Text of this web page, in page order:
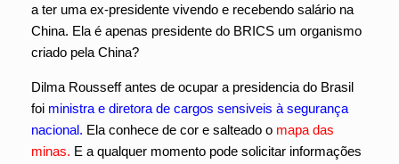
a ter uma ex-presidente vivendo e recebendo salário na
China. Ela é apenas presidente do BRICS um organismo
criado pela China?
Dilma Rousseff antes de ocupar a presidencia do Brasil
foi ministra e diretora de cargos sensiveis à segurança
nacional. Ela conhece de cor e salteado o mapa das
minas. E a qualquer momento pode solicitar informações